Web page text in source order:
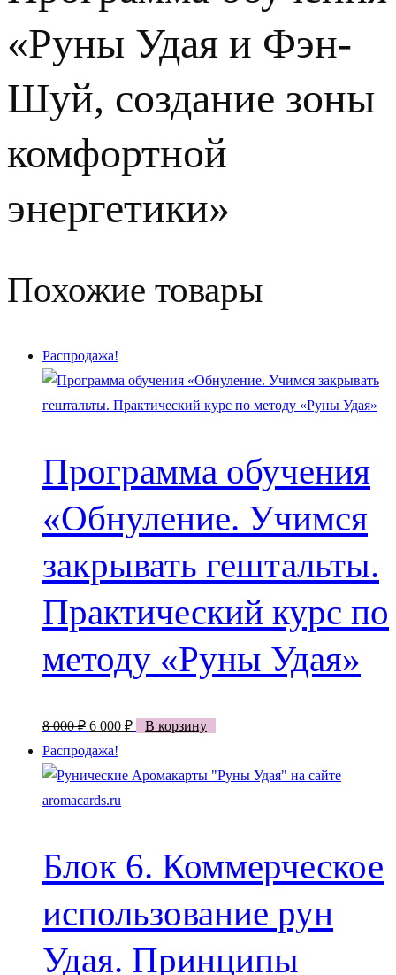
«Руны Удая и Фэн-
Шуй, создание зоны
комфортной
энергетики»
Похожие товары
Распродажа!
Программа обучения
«Обнуление. Учимся
закрывать гештальты.
Практический курс по
методу «Руны Удая»
8 000₽ Первоначальная
цена
составляла
8
6 000 ₽Текущая
6
В корзину
Распродажа!
Блок 6. Коммерческое
использование рун
Удая. Принципы